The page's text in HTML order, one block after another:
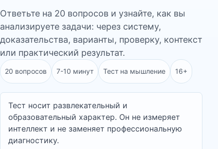
Ответьте на 20 вопросов и узнайте, как вы
анализируете задачи: через систему,
доказательства, варианты, проверку, контекст
или практический результат.
20 вопросов 7-10 минут Тест на мышление 16+
Тест носит развлекательный и
образовательный характер. Он не измеряет
интеллект и не заменяет профессиональную
диагностику.